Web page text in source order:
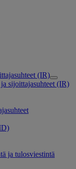
(IR)
sijoittajasuhteet (IR)
ja tulosviestintä